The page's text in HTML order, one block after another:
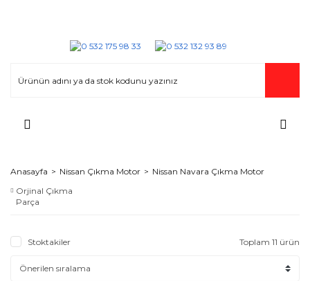
Anasayfa Nissan Çıkma Motor
Nissan Navara Çıkma Motor
Orjinal Çıkma
Parça
Stoktakiler Toplam 11 ürün